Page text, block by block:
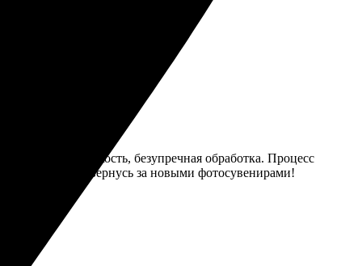
отличная четкость, безупречная обработка. Процесс
Обязательно вернусь за новыми фотосувенирами!